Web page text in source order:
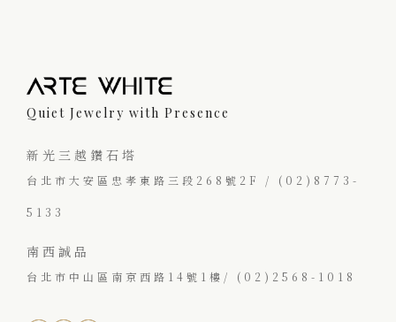
Quiet Jewelry with Presence
新光三越鑽石塔
台北市大安區忠孝東路三段268號2F / (02)8773-
5133
南西誠品
台北市中山區南京西路14號1樓/ (02)2568-1018